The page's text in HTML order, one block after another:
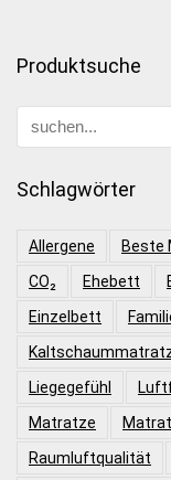
Produktsuche
Schlagwörter
Allergene Beste
CO₂
Ehebett
Einzelbett
Liegegefühl
Matratze
Raumluftqualität